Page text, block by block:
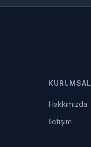
KURUMSAL
Hakkımızda
İletişim